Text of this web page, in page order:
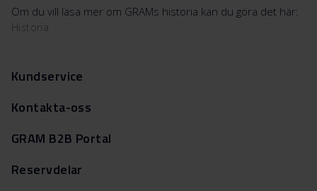
Om du vill läsa mer om GRAMs historia kan du göra det här:
Historia
Kundservice
Kontakta-oss
GRAM B2B Portal
Reservdelar